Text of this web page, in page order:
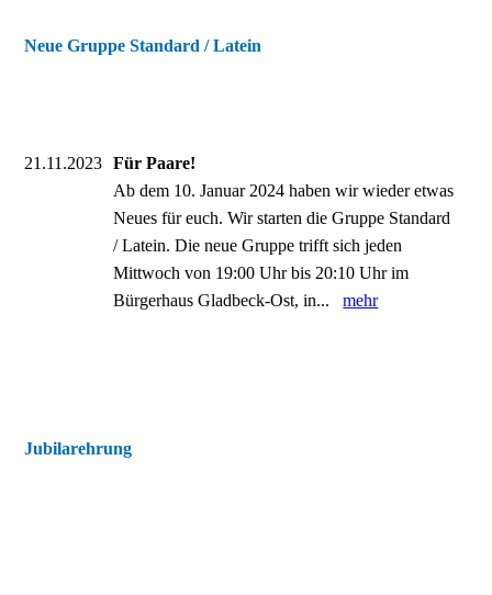
Neue Gruppe Standard / Latein
21.11.2023
Für Paare!
Ab dem 10. Januar 2024 haben wir wieder etwas
Neues für euch. Wir starten die Gruppe Standard
/ Latein. Die neue Gruppe trifft sich jeden
Mittwoch von 19:00 Uhr bis 20:10 Uhr im
Bürgerhaus Gladbeck-Ost, in...mehr
Jubilarehrung